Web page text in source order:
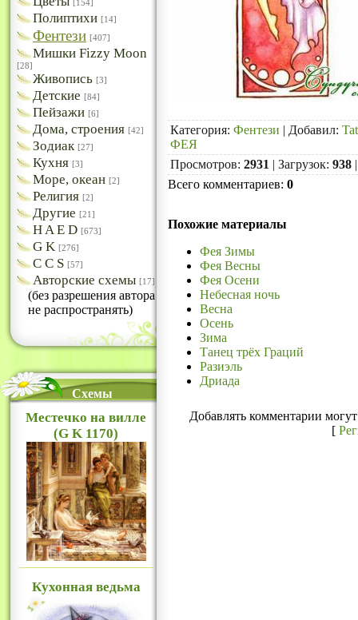
[154]
Полиптихи [14]
Фентези [407]
Мишки Fizzy Moon
[28]
Живопись [3]
Детские [84]
Пейзажи [6]
Дома, строения [42]
Зодиак [27]
Кухня [3]
Море, океан [2]
Религия [2]
Другие [21]
H A E D [673]
G K [276]
C C S [57]
Авторские схемы [17]
(без разрешения автора
не распространять)
Схемы
Местечко на вилле
(G K 1170)
Кухонная ведьма
Категория: Фентези | Добавил:
ФЕЯ
Просмотров: 2931 | Загрузок: 938
Всего комментариев: 0
Похожие материалы
Фея Зимы
Фея Весны
Фея Осени
Небесная ночь
Весна
Осень
Зима
Танец трёх Граций
Разиэль
Дриада
Добавлять комментарии
[